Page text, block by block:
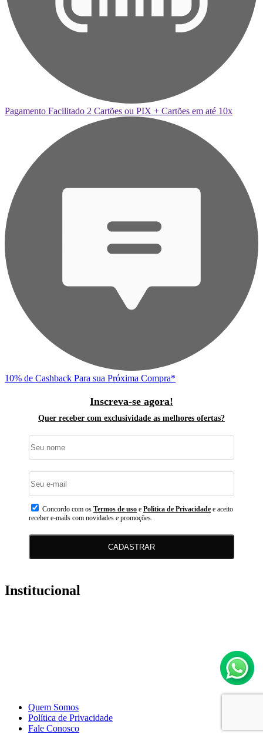
Pagamento Facilitado 2 Cartões ou PIX + Cartões em até 10x
10% de Cashback Para sua Próxima Compra*
Inscreva-se agora!
Quer receber com exclusividade as melhores ofertas?
Concordo com os Termos de uso e Politica de Privacidade e aceito
receber e-mails com novidades e promoções.
CADASTRAR
Institucional
Quem Somos
Política de Privacidade
Fale Conosco